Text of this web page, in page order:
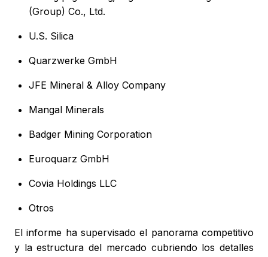
(Group) Co., Ltd.
U.S. Silica
Quarzwerke GmbH
JFE Mineral & Alloy Company
Mangal Minerals
Badger Mining Corporation
Euroquarz GmbH
Covia Holdings LLC
Otros
El informe ha supervisado el panorama competitivo
y la estructura del mercado cubriendo los detalles